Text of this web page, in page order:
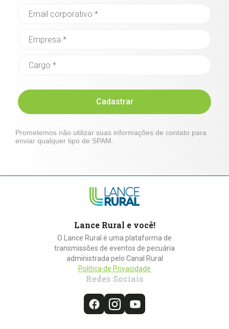
Cadastrar
Prometemos não utilizar suas informações de contato para
enviar qualquer tipo de SPAM.
Lance Rural e você!
O Lance Rural é uma plataforma de
transmissões de eventos de pecuária
administrada pelo Canal Rural
Política de Privacidade
Redes Sociais